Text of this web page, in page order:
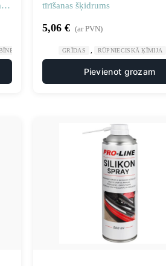
TĪRĪŠANA RŪPNIECISKĀ ĶĪMIJA
tīrīšanas šķidrums
5,06 € (ar PVN)
GRĪDAS RŪPNIECISKĀ ĶĪMIJA
Pievienot grozam